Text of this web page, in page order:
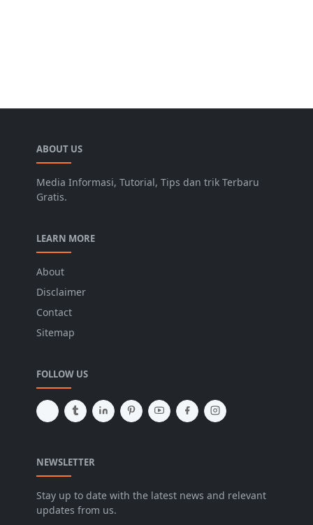
ABOUT US
Media Informasi, Tutorial, Tips dan trik Terbaru
Gratis.
LEARN MORE
About
Disclaimer
Contact
Sitemap
FOLLOW US
NEWSLETTER
Stay up to date with the latest news and relevant
updates from us.